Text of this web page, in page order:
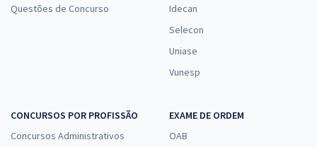
Questões de Concurso
Idecan
Selecon
Uniase
Vunesp
CONCURSOS POR PROFISSÃO
Concursos Administrativos
EXAME DE ORDEM
OAB